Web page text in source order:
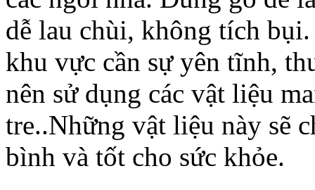
dễ lau chùi, không tích
khu vực cần sự yên tĩnh,
nên sử dụng các vật liệu
tre..Những vật liệu này sẽ
bình và tốt cho sức khỏe.